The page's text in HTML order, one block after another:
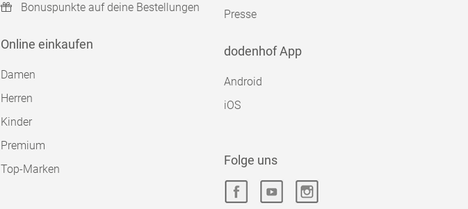
Bonuspunkte auf deine Bestellungen
Online einkaufen
Damen
Herren
Kinder
Premium
Top-Marken
Presse
dodenhof App
Android
iOS
Folge uns